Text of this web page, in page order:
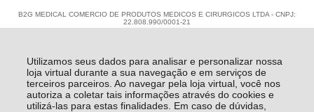
Utilizamos seus dados para analisar e personalizar nossa
loja virtual durante a sua navegação e em serviços de
terceiros parceiros. Ao navegar pela loja virtual, você nos
autoriza a coletar tais informações através do cookies e
utilizá-las para estas finalidades. Em caso de dúvidas,
B2G MEDICAL COMERCIO DE PRODUTOS MEDICOS E CIRURGICOS LTDA - CNPJ:
22.808.990/0001-21